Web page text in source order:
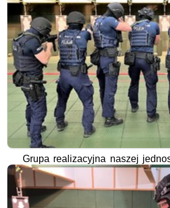
Grupa realizacyjna naszej